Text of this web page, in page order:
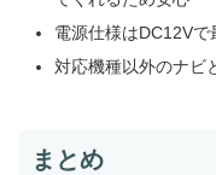
電源仕様はDC12V
対応機種以外のナビ
まとめ